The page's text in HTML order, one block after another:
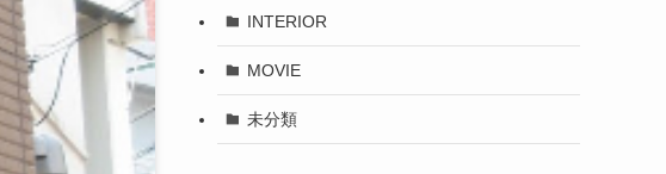
INTERIOR
MOVIE
未分類